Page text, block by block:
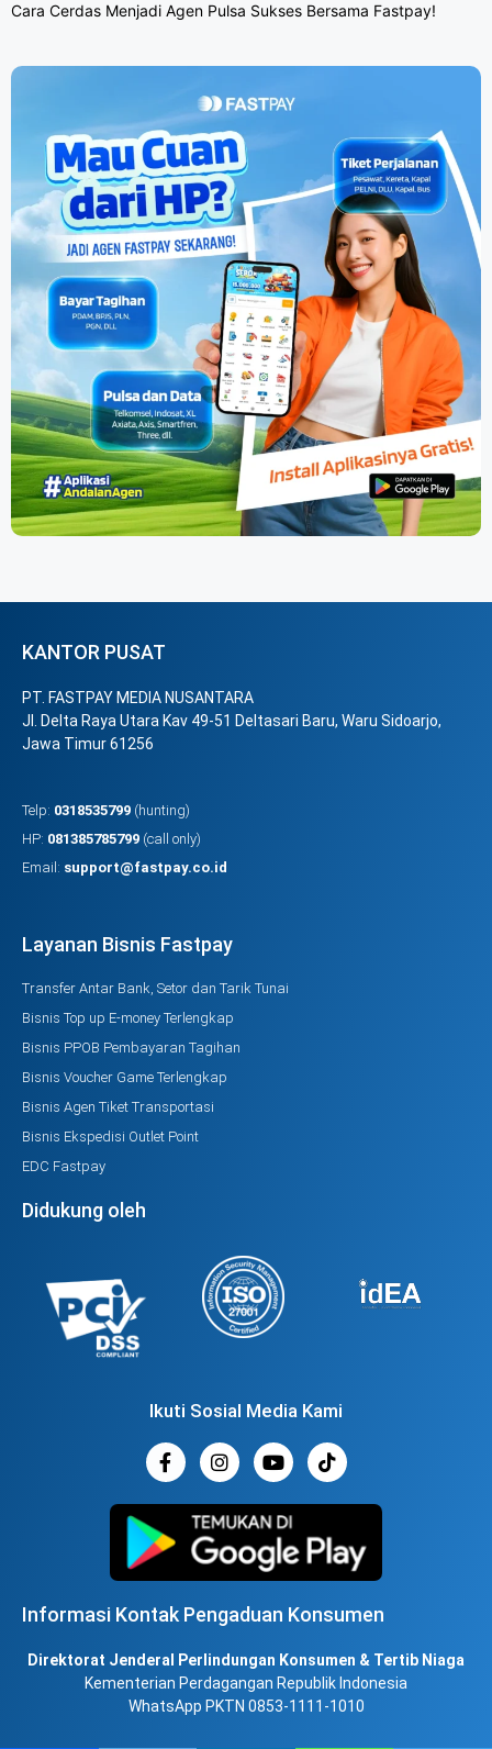
Cara Cerdas Menjadi Agen Pulsa Sukses Bersama Fastpay!
KANTOR PUSAT
PT. FASTPAY MEDIA NUSANTARA
Jl. Delta Raya Utara Kav 49-51 Deltasari Baru, Waru Sidoarjo,
Jawa Timur 61256
Telp: 0318535799 (hunting)
HP: 081385785799 (call only)
Email: support@fastpay.co.id
Layanan Bisnis Fastpay
Transfer Antar Bank, Setor dan Tarik Tunai
Bisnis Top up E-money Terlengkap
Bisnis PPOB Pembayaran Tagihan
Bisnis Voucher Game Terlengkap
Bisnis Agen Tiket Transportasi
Bisnis Ekspedisi Outlet Point
EDC Fastpay
Didukung oleh
Ikuti Sosial Media Kami
Informasi Kontak Pengaduan Konsumen
Direktorat Jenderal Perlindungan Konsumen & Tertib Niaga
Kementerian Perdagangan Republik Indonesia
WhatsApp PKTN 0853-1111-1010